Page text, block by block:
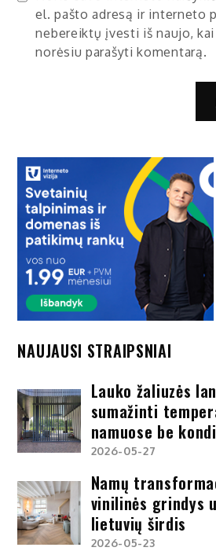
el. pašto adresą ir interneto
nebereiktų įvesti iš naujo,
norėsiu parašyti komentarą.
NAUJAUSI STRAIPSNIAI
Lauko žaliuzės
sumažinti
namuose be
2026-05-27
Namų
vinilinės grindys
lietuvių širdis
2026-05-23